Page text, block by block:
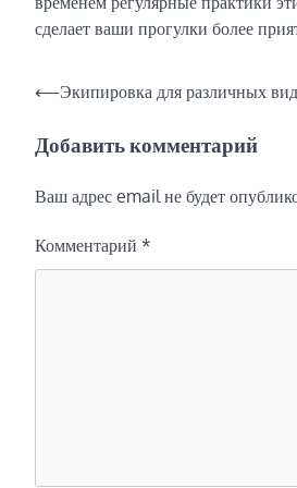
сделает ваши прогулки более
Навигация
записям
⟵Экипировка для различных
Добавить комментарий
Ваш адрес email не будет
Комментарий *